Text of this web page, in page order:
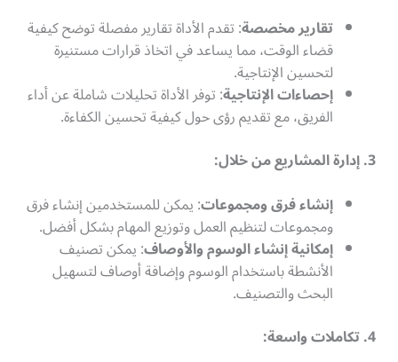
تقارير مخصصة: تقدم الأداة تقارير مفصلة توضح كيفية
قضاء الوقت، مما يساعد في اتخاذ قرارات مستنيرة
لتحسين الإنتاجية.
إحصاءات الإنتاجية: توفر الأداة تحليلات شاملة عن أداء
الفريق، مع تقديم رؤى حول كيفية تحسين الكفاءة.
3. إدارة المشاريع من خلال:
إنشاء فرق ومجموعات: يمكن للمستخدمين إنشاء فرق
ومجموعات لتنظيم العمل وتوزيع المهام بشكل أفضل.
إمكانية إنشاء الوسوم والأوصاف: يمكن تصنيف
الأنشطة باستخدام الوسوم وإضافة أوصاف لتسهيل
البحث والتصنيف.
4. تكاملات واسعة: